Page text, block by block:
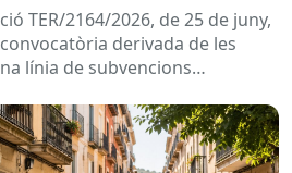
TER/2164/2026, de 25 de juny,
derivada de les
línia de subvencions